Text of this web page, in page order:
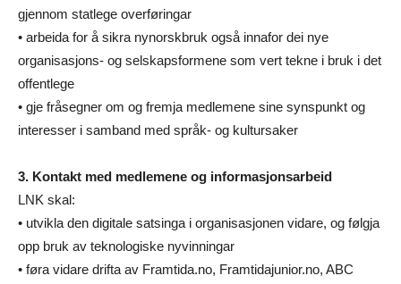
gjennom statlege overføringar
• arbeida for å sikra nynorskbruk også innafor dei nye
organisasjons- og selskapsformene som vert tekne i bruk i det
offentlege
• gje fråsegner om og fremja medlemene sine synspunkt og
interesser i samband med språk- og kultursaker
3. Kontakt med medlemene og informasjonsarbeid
LNK skal:
• utvikla den digitale satsinga i organisasjonen vidare, og følgja
opp bruk av teknologiske nyvinningar
• føra vidare drifta av Framtida.no, Framtidajunior.no, ABC